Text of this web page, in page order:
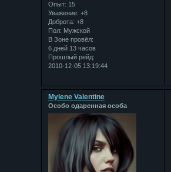
Опыт: 15
Уважение: +8
Доброта: +8
Пол: Мужской
В Зоне провёл:
6 дней 13 часов
Прошлый рейд:
2010-12-05 13:19:44
Mylene Valentine
Особо одаренная особа